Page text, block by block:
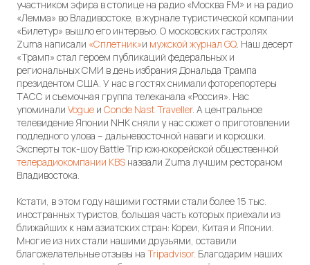
участником эфира в столице на радио «Москва FM» и на радио
«Лемма» во Владивостоке, в журнале туристической компании
«Билетур» вышло его интервью. О московских гастролях
Zuma написали «Сплетник»и мужской журнал GQ. Наш десерт
«Трамп» стал героем публикаций федеральных и
региональных СМИ в день избрания Дональда Трампа
президентом США. У нас в гостях снимали фоторепортеры
ТАСС и съемочная группа телеканала «Россия». Нас
упоминали Vogue и Conde Nast Traveller. А центральное
телевидение Японии NHK сняли у нас сюжет о приготовлении
подледного улова – дальневосточной наваги и корюшки.
Эксперты ток-шоу Battle Trip южнокорейской общественной
телерадиокомпании KBS назвали Zuma лучшим рестораном
Владивостока.
Кстати, в этом году нашими гостями стали более 15 тыс.
иностранных туристов, большая часть которых приехали из
ближайших к нам азиатских стран: Кореи, Китая и Японии.
Многие из них стали нашими друзьями, оставили
благожелательные отзывы на Tripadvisor. Благодарим наших